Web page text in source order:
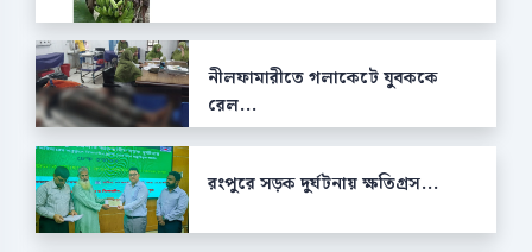
নীলফামারীতে গলাকেটে যুবককে
রেল...
রংপুরে সড়ক দুর্ঘটনায় ক্ষতিগ্রস...